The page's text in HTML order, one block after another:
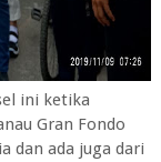
ini ketika
Gran Fondo
dan ada juga dari